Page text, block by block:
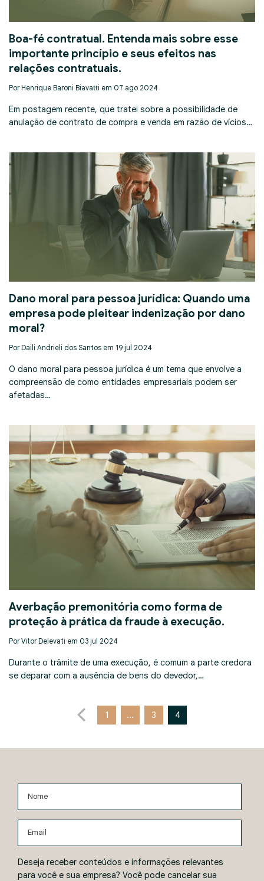
Boa-fé contratual. Entenda mais sobre esse
importante princípio e seus efeitos nas
relações contratuais.
Por Henrique Baroni Biavatti em 07 ago 2024
Em postagem recente, que tratei sobre a possibilidade de
anulação de contrato de compra e venda em razão de vícios…
Dano moral para pessoa jurídica: Quando uma
empresa pode pleitear indenização por dano
moral?
Por Daili Andrieli dos Santos em 19 jul 2024
O dano moral para pessoa jurídica é um tema que envolve a
compreensão de como entidades empresariais podem ser
afetadas…
Averbação premonitória como forma de
proteção à prática da fraude à execução.
Por Vitor Delevati em 03 jul 2024
Durante o trâmite de uma execução, é comum a parte credora
se deparar com a ausência de bens do devedor,…
1 … 3 4
Deseja receber conteúdos e informações relevantes
para você e sua empresa? Você pode cancelar sua